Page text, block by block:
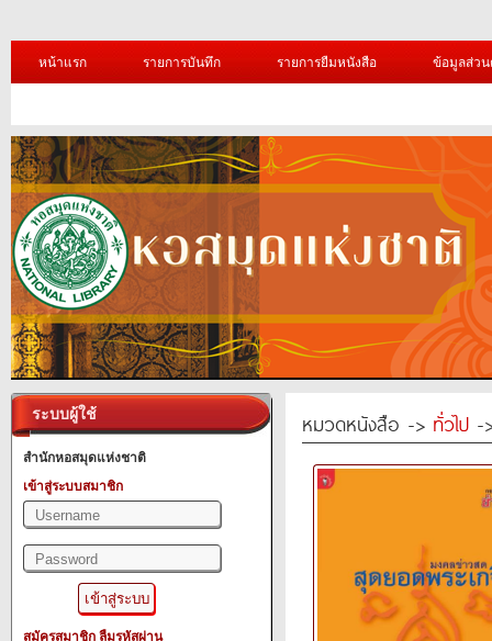
หน้าแรก รายการบันทึก รายการยืมหนังสือ ข้อมูลส่ว
ระบบผู้ใช้
สำนักหอสมุดแห่งชาติ
เข้าสู่ระบบสมาชิก
สมัครสมาชิก ลืมรหัสผ่าน
หมวดหนังสือ -> ทั่วไป -